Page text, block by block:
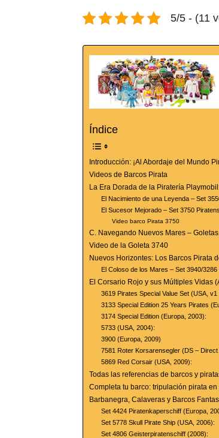
5/5 - (11
Índice
Introducción: ¡Al Abordaje del Mundo
Videos de Barcos Pirata
La Era Dorada de la Piratería
El Nacimiento de una Leyenda – Set
El Sucesor Mejorado – Set 3750
Video barco Pirata 3750
C. Navegando Nuevos Mares –
Video de la Goleta 3740
Nuevos Horizontes: Los Barcos Pirata
El Coloso de los Mares – Set 3940/
El Corsario Rojo y sus Múltiples Vidas
3619 Pirates Special Value Set (USA,
3133 Special Edition 25 Years Pirates
3174 Special Edition (Europa, 2003):
5733 (USA, 2004):
3900 (Europa, 2009)
7581 Roter Korsarensegler (DS –
5869 Red Corsair (USA, 2009):
Todas las referencias de barcos y
Completa tu barco: tripulación pirata en
Barbanegra, Calaveras y Barcos
Set 4424 Piratenkaperschiff (Europa,
Set 5778 Skull Pirate Ship (USA, 2006):
Set 4806 Geisterpiratenschiff (2008):